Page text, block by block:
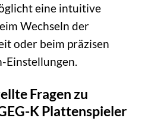
eine intuitive
Wechseln der
oder beim präzisen
Einstellungen.
Fragen zu
K Plattenspieler